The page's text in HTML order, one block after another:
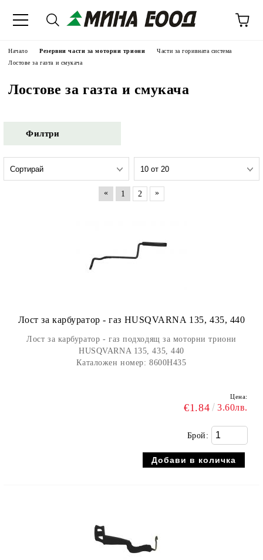
Начало Резервни части за моторни триони
Части за горивната система
Лостове за газта и смукача
Лостове за газта и смукача
Филтри
« 1 2 »
Лост за карбуратор - газ HUSQVARNA 135, 435, 440
Лост за карбуратор - газ подходящ за моторни триони
HUSQVARNA 135, 435, 440
Каталожен номер: 8600H435
Цена:
€1.84 3.60лв.
Брой: